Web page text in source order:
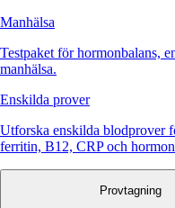
Manhälsa
Testpaket för hormonbalans,
manhälsa.
Enskilda prover
Utforska enskilda blodprover
ferritin, B12, CRP och
Provtagning